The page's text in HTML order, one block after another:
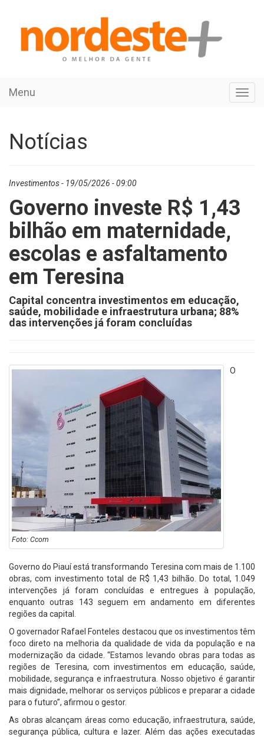
Menu
Notícias
Investimentos - 19/05/2026 - 09:00
Governo investe R$ 1,43
bilhão em maternidade,
escolas e asfaltamento
em Teresina
Capital concentra investimentos em educação,
saúde, mobilidade e infraestrutura urbana; 88%
das intervenções já foram concluídas
Foto: Ccom
O
Governo do Piauí está transformando Teresina com mais de 1.100
obras, com investimento total de R$ 1,43 bilhão. Do total, 1.049
intervenções já foram concluídas e entregues à população,
enquanto outras 143 seguem em andamento em diferentes
regiões da capital.
O governador Rafael Fonteles destacou que os investimentos têm
foco direto na melhoria da qualidade de vida da população e na
modernização da cidade. “Estamos levando obras para todas as
regiões de Teresina, com investimentos em educação, saúde,
mobilidade, segurança e infraestrutura. Nosso objetivo é garantir
mais dignidade, melhorar os serviços públicos e preparar a cidade
para o futuro”, afirmou o gestor.
As obras alcançam áreas como educação, infraestrutura, saúde,
segurança pública, cultura e lazer. Além das ações executadas